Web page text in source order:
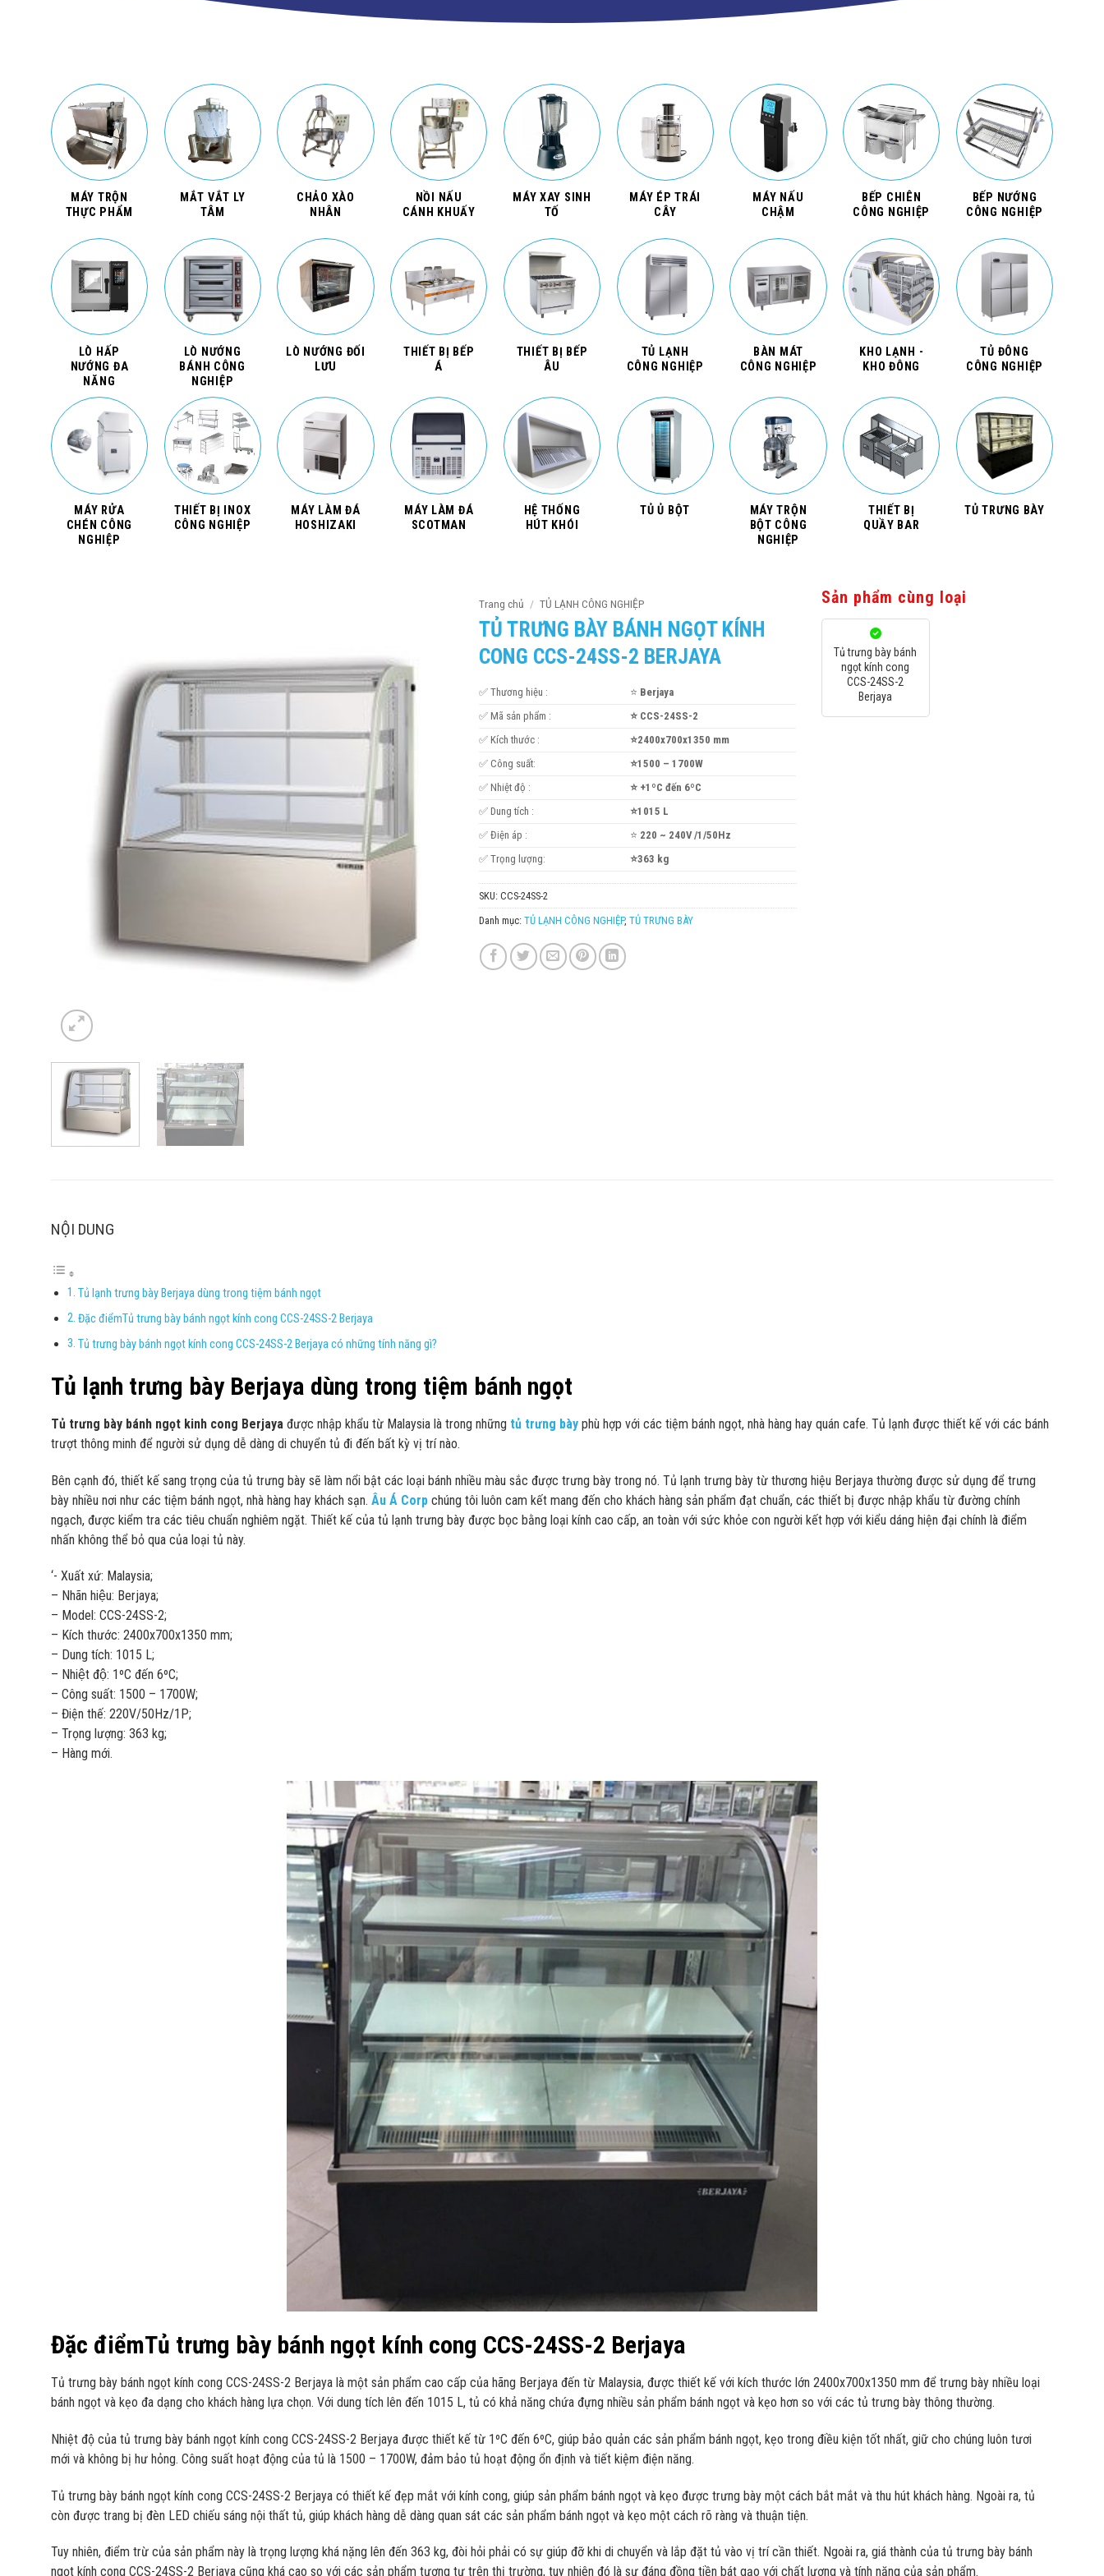
MÁY TRỘN
THỰC PHẨM
MẮT VẮT LY
TÂM
CHẢO XÀO
NHÂN
NỒI NẤU
CÁNH KHUẤY
MÁY XAY SINH
TỐ
MÁY ÉP TRÁI
CÂY
MÁY NẤU
CHẬM
BẾP CHIÊN
CÔNG NGHIỆP
BẾP NƯỚNG
CÔNG NGHIỆP
LÒ HẤP
NƯỚNG ĐA
NĂNG
LÒ NƯỚNG
BÁNH CÔNG
NGHIỆP
LÒ NƯỚNG ĐỐI
LƯU
THIẾT BỊ BẾP
Á
THIẾT BỊ BẾP
ÂU
TỦ LẠNH
CÔNG NGHIỆP
BÀN MÁT
CÔNG NGHIỆP
KHO LẠNH -
KHO ĐÔNG
TỦ ĐÔNG
CÔNG NGHIỆP
MÁY RỬA
CHÉN CÔNG
NGHIỆP
THIẾT BỊ INOX
CÔNG NGHIỆP
MÁY LÀM ĐÁ
HOSHIZAKI
MÁY LÀM ĐÁ
SCOTMAN
HỆ THỐNG
HÚT KHÓI
TỦ Ủ BỘT
MÁY TRỘN
BỘT CÔNG
NGHIỆP
THIẾT BỊ
QUẦY BAR
TỦ TRƯNG BÀY
Trang chủ / TỦ LẠNH CÔNG NGHIỆP
TỦ TRƯNG BÀY BÁNH NGỌT KÍNH
CONG CCS-24SS-2 BERJAYA
✅ Thương hiệu : ⭐ Berjaya
✅ Mã sản phẩm :
⭐ CCS-24SS-2
✅ Kích thước :
⭐2400x700x1350 mm
✅ Công suất:
⭐1500 – 1700W
✅ Nhiệt độ :
⭐ +1ºC đến 6ºC
✅ Dung tích :
⭐1015 L
✅ Điện áp :
⭐ 220 ~ 240V /1/50Hz
✅ Trọng lượng:
⭐363 kg
SKU: CCS-24SS-2
Danh mục: TỦ LẠNH CÔNG NGHIỆP, TỦ TRƯNG BÀY
Sản phẩm cùng loại
Tủ trưng bày bánh
ngọt kính cong
CCS-24SS-2
Berjaya
NỘI DUNG
Tủ lạnh trưng bày Berjaya dùng trong tiệm bánh ngọt
Đặc điểmTủ trưng bày bánh ngọt kính cong CCS-24SS-2 Berjaya
Tủ trưng bày bánh ngọt kính cong CCS-24SS-2 Berjaya có những tính năng gì?
Tủ lạnh trưng bày Berjaya dùng trong tiệm bánh ngọt
Tủ trưng bày bánh ngọt kinh cong Berjaya được nhập khẩu từ Malaysia là trong những tủ trưng bày phù hợp với các tiệm bánh ngọt, nhà hàng hay quán cafe. Tủ lạnh được thiết kế với các bánh
trượt thông minh để người sử dụng dễ dàng di chuyển tủ đi đến bất kỳ vị trí nào.
Bên cạnh đó, thiết kế sang trọng của tủ trưng bày sẽ làm nổi bật các loại bánh nhiều màu sắc được trưng bày trong nó. Tủ lạnh trưng bày từ thương hiệu Berjaya thường được sử dụng để trưng
bày nhiều nơi như các tiệm bánh ngọt, nhà hàng hay khách sạn. Âu Á Corp chúng tôi luôn cam kết mang đến cho khách hàng sản phẩm đạt chuẩn, các thiết bị được nhập khẩu từ đường chính
ngạch, được kiểm tra các tiêu chuẩn nghiêm ngặt. Thiết kế của tủ lạnh trưng bày được bọc bằng loại kính cao cấp, an toàn với sức khỏe con người kết hợp với kiểu dáng hiện đại chính là điểm
nhấn không thể bỏ qua của loại tủ này.
‘- Xuất xứ: Malaysia;
– Nhãn hiệu: Berjaya;
– Model: CCS-24SS-2;
– Kích thước: 2400x700x1350 mm;
– Dung tích: 1015 L;
– Nhiệt độ: 1ºC đến 6ºC;
– Công suất: 1500 – 1700W;
– Điện thế: 220V/50Hz/1P;
– Trọng lượng: 363 kg;
– Hàng mới.
Đặc điểmTủ trưng bày bánh ngọt kính cong CCS-24SS-2 Berjaya
Tủ trưng bày bánh ngọt kính cong CCS-24SS-2 Berjaya là một sản phẩm cao cấp của hãng Berjaya đến từ Malaysia, được thiết kế với kích thước lớn 2400x700x1350 mm để trưng bày nhiều loại
bánh ngọt và kẹo đa dạng cho khách hàng lựa chọn. Với dung tích lên đến 1015 L, tủ có khả năng chứa đựng nhiều sản phẩm bánh ngọt và kẹo hơn so với các tủ trưng bày thông thường.
Nhiệt độ của tủ trưng bày bánh ngọt kính cong CCS-24SS-2 Berjaya được thiết kế từ 1ºC đến 6ºC, giúp bảo quản các sản phẩm bánh ngọt, kẹo trong điều kiện tốt nhất, giữ cho chúng luôn tươi
mới và không bị hư hỏng. Công suất hoạt động của tủ là 1500 – 1700W, đảm bảo tủ hoạt động ổn định và tiết kiệm điện năng.
Tủ trưng bày bánh ngọt kính cong CCS-24SS-2 Berjaya có thiết kế đẹp mắt với kính cong, giúp sản phẩm bánh ngọt và kẹo được trưng bày một cách bắt mắt và thu hút khách hàng. Ngoài ra, tủ
còn được trang bị đèn LED chiếu sáng nội thất tủ, giúp khách hàng dễ dàng quan sát các sản phẩm bánh ngọt và kẹo một cách rõ ràng và thuận tiện.
Tuy nhiên, điểm trừ của sản phẩm này là trọng lượng khá nặng lên đến 363 kg, đòi hỏi phải có sự giúp đỡ khi di chuyển và lắp đặt tủ vào vị trí cần thiết. Ngoài ra, giá thành của tủ trưng bày bánh
ngọt kính cong CCS-24SS-2 Berjaya cũng khá cao so với các sản phẩm tương tự trên thị trường, tuy nhiên đó là sự đáng đồng tiền bát gạo với chất lượng và tính năng của sản phẩm.